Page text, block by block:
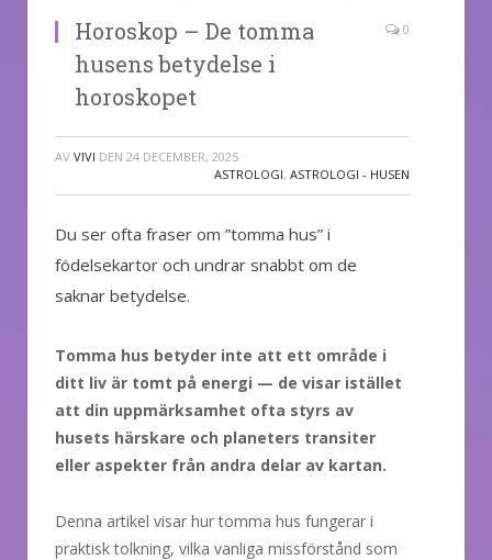
Horoskop – De tomma
husens betydelse i
horoskopet
0
AV VIVI DEN 24 DECEMBER, 2025
ASTROLOGI, ASTROLOGI - HUSEN
Du ser ofta fraser om ”tomma hus” i
födelsekartor och undrar snabbt om de
saknar betydelse.
Tomma hus betyder inte att ett område i
ditt liv är tomt på energi — de visar istället
att din uppmärksamhet ofta styrs av
husets härskare och planeters transiter
eller aspekter från andra delar av kartan.
Denna artikel visar hur tomma hus fungerar i
praktisk tolkning, vilka vanliga missförstånd som